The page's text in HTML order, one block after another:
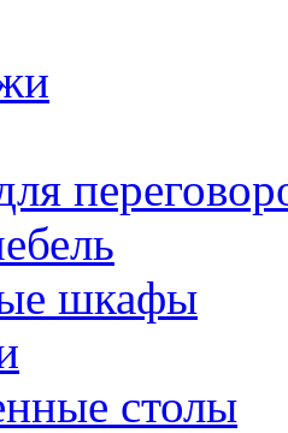
шкафы
столы